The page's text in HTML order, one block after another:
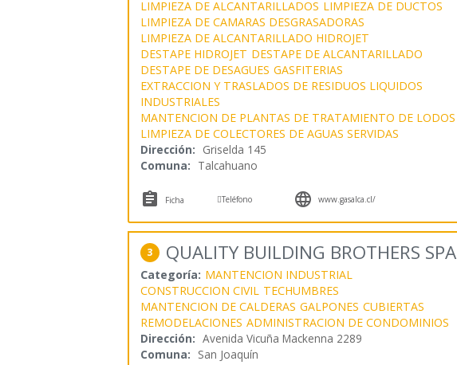
LIMPIEZA DE ALCANTARILLADOS LIMPIEZA DE DUCTOS
LIMPIEZA DE CAMARAS DESGRASADORAS
LIMPIEZA DE ALCANTARILLADO HIDROJET
DESTAPE HIDROJET DESTAPE DE ALCANTARILLADO
DESTAPE DE DESAGUES GASFITERIAS
EXTRACCION Y TRASLADOS DE RESIDUOS LIQUIDOS
INDUSTRIALES
MANTENCION DE PLANTAS DE TRATAMIENTO DE LODOS
LIMPIEZA DE COLECTORES DE AGUAS SERVIDAS
Dirección: Griselda 145
Comuna: Talcahuano
 Ficha Teléfono  www.gasalca.cl/
3 QUALITY BUILDING BROTHERS SPA
Categoría: MANTENCION INDUSTRIAL
CONSTRUCCION CIVIL TECHUMBRES
MANTENCION DE CALDERAS GALPONES CUBIERTAS
REMODELACIONES ADMINISTRACION DE CONDOMINIOS
Dirección: Avenida Vicuña Mackenna 2289
Comuna: San Joaquín